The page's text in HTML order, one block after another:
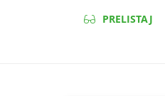
PRELISTAJ